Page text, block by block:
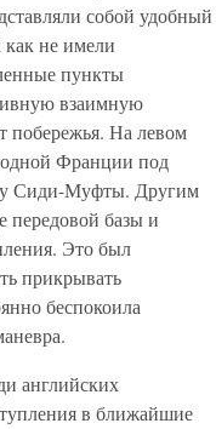
собой удобный
не имели
пункты
взаимную
побережья. На левом
Франции под
у Сиди-Муфты. Другим
передовой базы и
Это был
прикрывать
беспокоила
английских
в ближайшие